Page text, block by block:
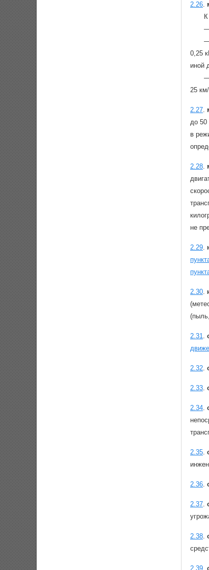
2.26.
—
—
0,25
иной
—
25
2.27.
до 50
в
2.28.
не
2.29.
2.30.
2.31.
2.32.
2.33.
2.34.
2.35.
2.36.
2.37.
2.38.
2.39